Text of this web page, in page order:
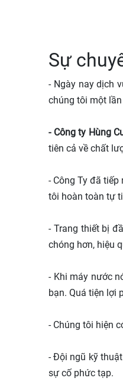
Sự
- Ngày nay dịch
chúng tôi một
- Công ty Hùng
tiên cả về chất
- Công Ty đã
tôi hoàn toàn tự
- Trang thiết bị
chóng hơn, hiệu
- Khi máy nước
bạn. Quá tiện lợi
- Chúng tôi hiện
- Đội ngũ kỹ
sự cố phức tạp.